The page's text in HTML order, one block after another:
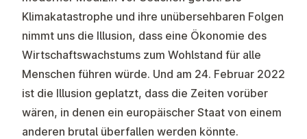
Klimakatastrophe und ihre unübersehbaren Folgen
nimmt uns die Illusion, dass eine Ökonomie des
Wirtschaftswachstums zum Wohlstand für alle
Menschen führen würde. Und am 24. Februar 2022
ist die Illusion geplatzt, dass die Zeiten vorüber
wären, in denen ein europäischer Staat von einem
anderen brutal überfallen werden könnte.